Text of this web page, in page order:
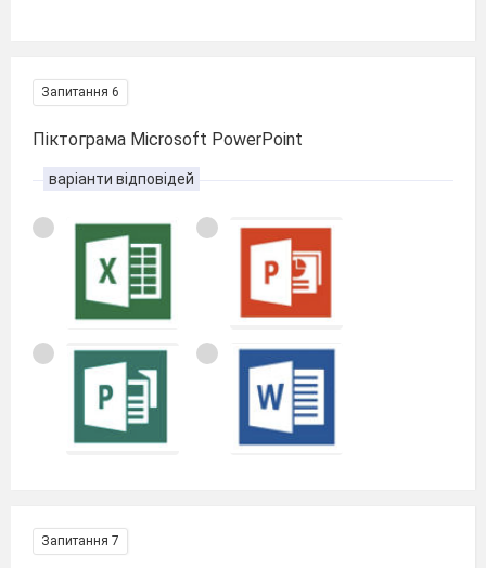
Запитання 6
Піктограма Microsoft PowerPoint
варіанти відповідей
Запитання 7